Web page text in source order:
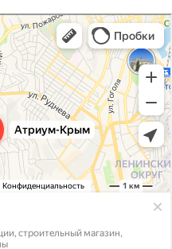
в Севастополе